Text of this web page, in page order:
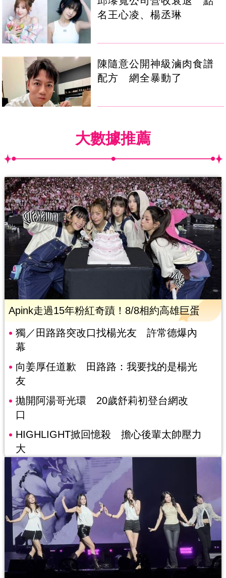
名王心凌、楊丞琳
陳隨意公開神級滷肉食譜
配方 網全暴動了
大數據推薦
Apink走過15年粉紅奇蹟！8/8相約高雄巨蛋
獨／田路路突改口找楊光友 許常德爆內
幕
向姜厚任道歉 田路路：我要找的是楊光
友
拋開阿湯哥光環 20歲舒莉初登台網改
口
HIGHLIGHT掀回憶殺 擔心後輩太帥壓力
大